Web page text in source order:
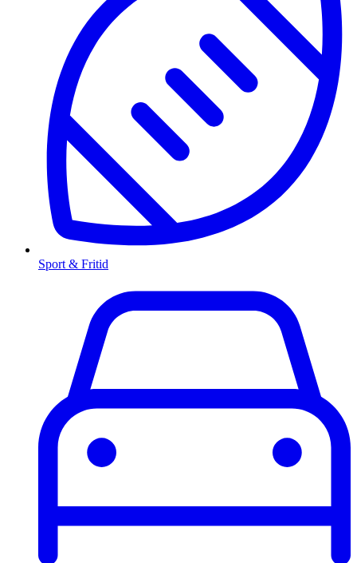
Sport & Fritid